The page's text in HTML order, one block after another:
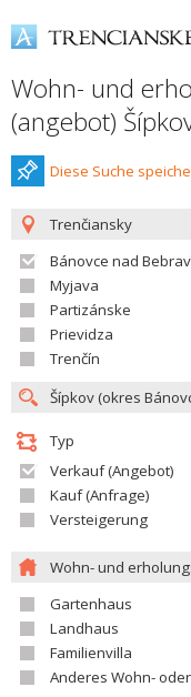
Wohn- und
(angebot)
Diese Suche
Trenčiansky
Bánovce nad
Myjava
Partizánske
Prievidza
Trenčín
Typ
Verkauf (Angebot)
Kauf (Anfrage)
Versteigerung
Wohn- und
Gartenhaus
Landhaus
Familienvilla
Anderes Wohn- oder